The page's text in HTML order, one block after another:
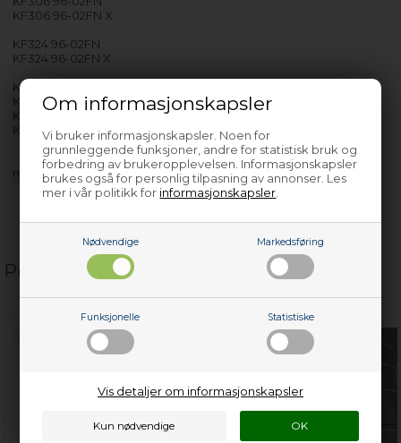
Om informasjonskapsler
Vi bruker informasjonskapsler. Noen for
grunnleggende funksjoner, andre for statistisk bruk og
forbedring av brukeropplevelsen. Informasjonskapsler
brukes også for personlig tilpasning av annonser. Les
mer i vår politikk for informasjonskapsler
Nødvendige Markedsføring
Funksjonelle Statistiske
Vis detaljer om informasjonskapsler
KF306 96-02FN X
KF324 96-02FN
KF324 96-02FN X
KF326 96-00BN
KF326 96-00BN X
KF326 96-02FN
KF326 96-02FN X
med flere…
Populære relaterte produkter